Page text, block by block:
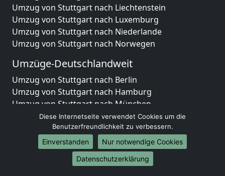
Umzug von Stuttgart nach Liechtenstein
Umzug von Stuttgart nach Luxemburg
Umzug von Stuttgart nach Niederlande
Umzug von Stuttgart nach Norwegen
Umzüge-Deutschlandweit
Umzug von Stuttgart nach Berlin
Umzug von Stuttgart nach Hamburg
Umzug von Stuttgart nach München
Umzug von Stuttgart nach Köln
Umzug von Stuttgart nach Frankfurt am Main
Umzug von Stuttgart nach Stuttgart
Umzug von Stuttgart nach Düsseldorf
Umzug von Stuttgart nach Leipzig
Diese Internetseite verwendet Cookies um die
Benutzerfreundlichkeit zu verbessern.
Einverstanden
Nur notwendige Cookies
Datenschutzerklärung